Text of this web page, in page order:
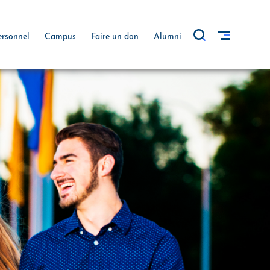
Campus Faire un don Alumni